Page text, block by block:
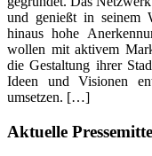
und genießt in seinem
hinaus hohe
wollen mit aktivem
die Gestaltung ihrer
Ideen und Visionen
umsetzen. […]
Seitenspalte
Aktuelle